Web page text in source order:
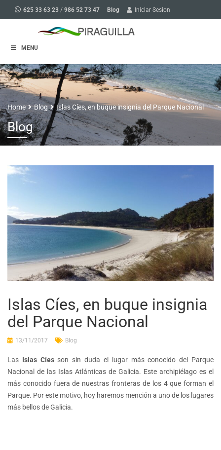
625 33 63 23 / 986 52 73 47 Blog Iniciar Sesion
MENU
Home Blog Islas Cíes, en buque insignia del Parque Nacional
Blog
Islas Cíes, en buque insignia
del Parque Nacional
13/11/2017 Blog
Las Islas Cíesson sin duda el lugar más conocido del Parque
Nacional de las Islas Atlánticas de Galicia. Este archipiélago es el
más conocido fuera de nuestras fronteras de los 4 que forman el
Parque. Por este motivo, hoy haremos mención a uno de los lugares
más bellos de Galicia.